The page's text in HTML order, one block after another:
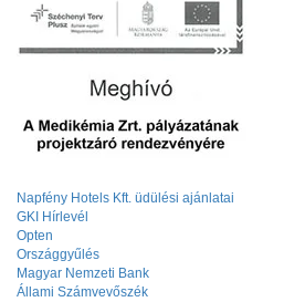
Napfény Hotels Kft. üdülési ajánlatai
GKI Hírlevél
Opten
Országgyűlés
Magyar Nemzeti Bank
Állami Számvevőszék